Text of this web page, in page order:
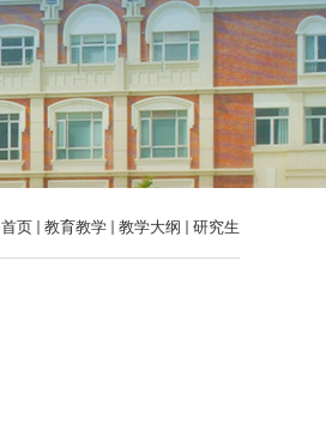
首页 教育教学 教学大纲 研究生